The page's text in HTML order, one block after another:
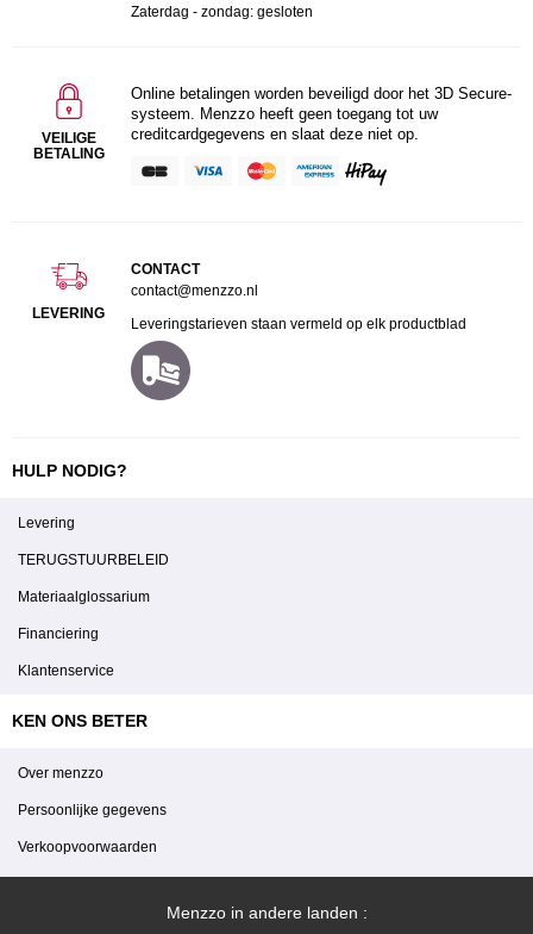
Zaterdag - zondag: gesloten
VEILIGE
BETALING
Online betalingen worden beveiligd door het 3D Secure-
systeem. Menzzo heeft geen toegang tot uw
creditcardgegevens en slaat deze niet op.
LEVERING
CONTACT
contact@menzzo.nl
Leveringstarieven staan vermeld op elk productblad
HULP NODIG?
Levering
TERUGSTUURBELEID
Materiaalglossarium
Financiering
Klantenservice
KEN ONS BETER
Over menzzo
Persoonlijke gegevens
Verkoopvoorwaarden
Menzzo in andere landen :